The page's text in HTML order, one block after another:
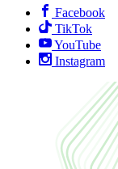
Facebook
TikTok
YouTube
Instagram